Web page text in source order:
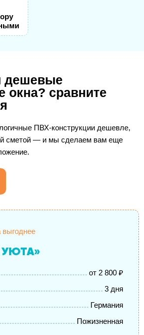
дешевые
окна? сравните
ПВХ-конструкции дешевле,
сметой — и мы сделаем вам еще
выгоднее
от 2 800 ₽
3 дня
Германия
Пожизненная